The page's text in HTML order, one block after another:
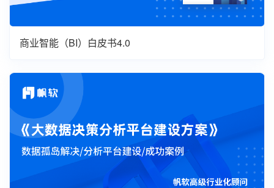
商业智能（BI）白皮书4.0